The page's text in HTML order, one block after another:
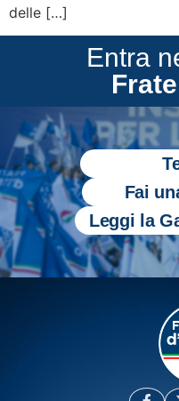
delle […]
Entra
Fai
Leggi la